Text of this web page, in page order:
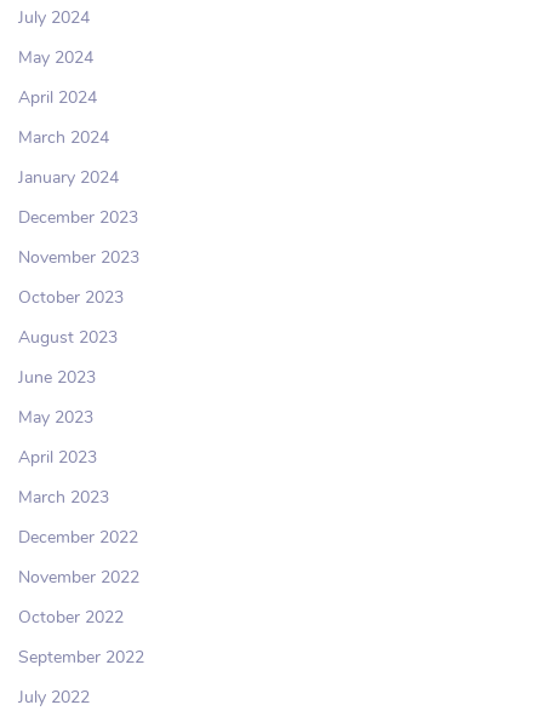
July 2024
May 2024
April 2024
March 2024
January 2024
December 2023
November 2023
October 2023
August 2023
June 2023
May 2023
April 2023
March 2023
December 2022
November 2022
October 2022
September 2022
July 2022